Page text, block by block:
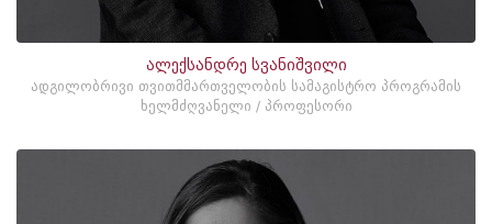
ალექსანდრე სვანიშვილი
ადგილობრივი თვითმმართველობის სამაგისტრო პროგრამის
ხელმძღვანელი / პროფესორი